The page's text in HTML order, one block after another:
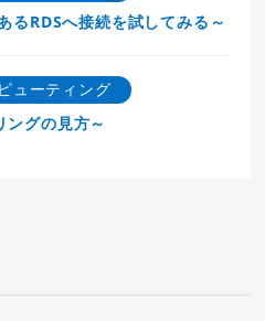
RDSへ接続を試してみる～
ューティング
グの見方～